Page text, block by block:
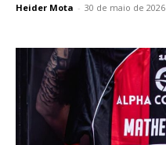
Heider Mota - 30 de maio de 2026